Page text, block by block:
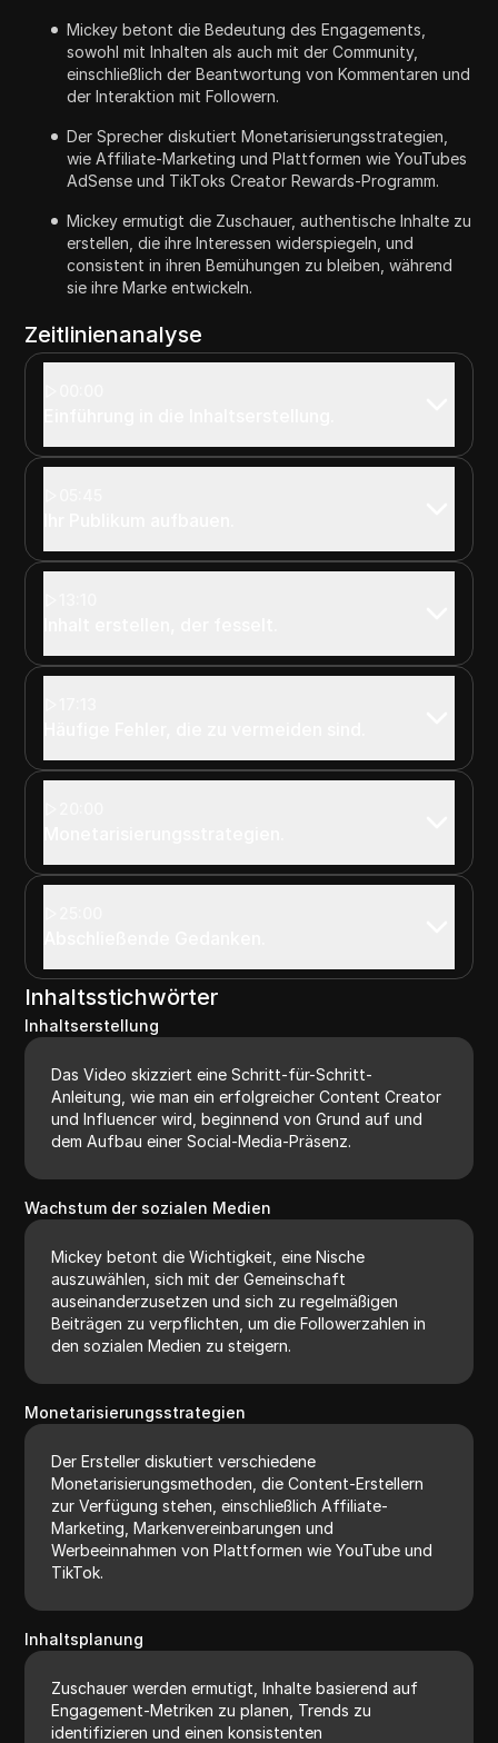
Mickey betont die Bedeutung des Engagements,
sowohl mit Inhalten als auch mit der Community,
einschließlich der Beantwortung von Kommentaren und
der Interaktion mit Followern.
Der Sprecher diskutiert Monetarisierungsstrategien,
wie Affiliate-Marketing und Plattformen wie YouTubes
AdSense und TikToks Creator Rewards-Programm.
Mickey ermutigt die Zuschauer, authentische Inhalte zu
erstellen, die ihre Interessen widerspiegeln, und
consistent in ihren Bemühungen zu bleiben, während
sie ihre Marke entwickeln.
Zeitlinienanalyse
Inhaltsstichwörter
Inhaltserstellung
Das Video skizziert eine Schritt-für-Schritt-
Anleitung, wie man ein erfolgreicher Content Creator
und Influencer wird, beginnend von Grund auf und
dem Aufbau einer Social-Media-Präsenz.
Wachstum der sozialen Medien
Mickey betont die Wichtigkeit, eine Nische
auszuwählen, sich mit der Gemeinschaft
auseinanderzusetzen und sich zu regelmäßigen
Beiträgen zu verpflichten, um die Followerzahlen in
den sozialen Medien zu steigern.
Monetarisierungsstrategien
Der Ersteller diskutiert verschiedene
Monetarisierungsmethoden, die Content-Erstellern
zur Verfügung stehen, einschließlich Affiliate-
Marketing, Markenvereinbarungen und
Werbeeinnahmen von Plattformen wie YouTube und
TikTok.
Inhaltsplanung
Zuschauer werden ermutigt, Inhalte basierend auf
Engagement-Metriken zu planen, Trends zu
identifizieren und einen konsistenten